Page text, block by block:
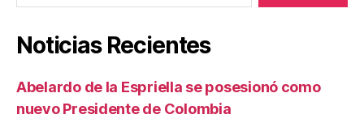
Noticias Recientes
Abelardo de la Espriella se posesionó como
nuevo Presidente de Colombia